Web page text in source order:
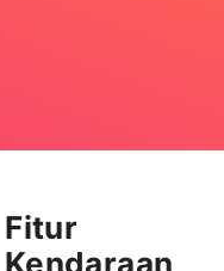
Fitur